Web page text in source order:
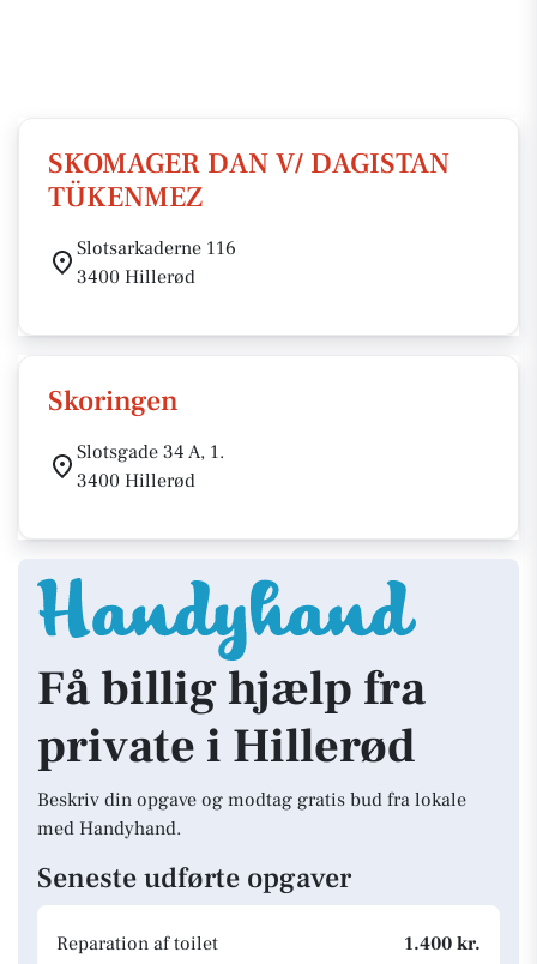
SKOMAGER DAN V/ DAGISTAN
TÜKENMEZ
Slotsarkaderne 116
3400 Hillerød
Skoringen
Slotsgade 34 A, 1.
3400 Hillerød
Få billig hjælp fra
private i Hillerød
Beskriv din opgave og modtag gratis bud fra lokale
med Handyhand.
Seneste udførte opgaver
Reparation af toilet
1.400 kr.